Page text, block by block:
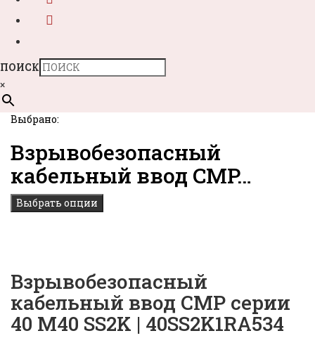
ПОИСК
×
Выбрано:
Взрывобезопасный
кабельный ввод CMP…
Выбрать опции
Взрывобезопасный
кабельный ввод CMP серии
40 M40 SS2K | 40SS2K1RA534